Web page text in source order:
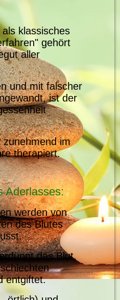
klassisches
gehört
aller
und mit falscher
ist der
zunehmend im
therapiert.
Aderlasses:
werden von
des Blutes
das Blut,
entgiftet.